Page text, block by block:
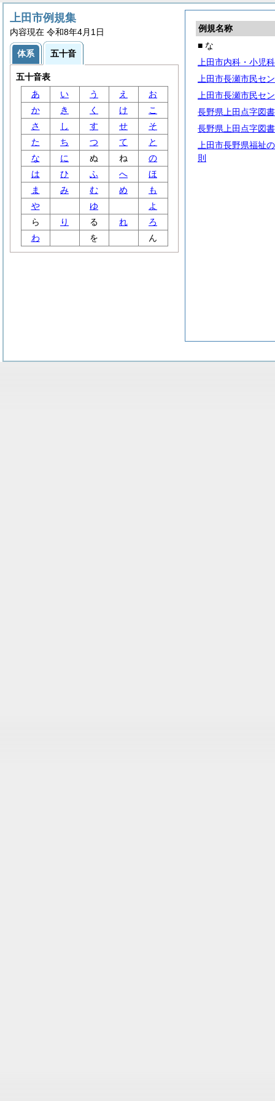
例規名称
■ な
上田市内科・小児
上田市長瀬市民セ
上田市長瀬市民セ
長野県上田点字図
長野県上田点字図
上田市長野県福祉
則
上田市例規集
内容現在 令和8年4月1日
体系 五十音
五十音表
あ
い う え
お
か
き く け
こ
さ
し す せ
そ
た
ち つ て
と
な
に ぬ ね
の
は
ひ ふ へ
ほ
ま
み む め
も
や
ゆ
よ
ら
り る れ
ろ
わ
を ん